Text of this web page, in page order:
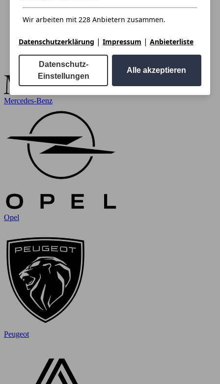
Mercedes-Benz
Opel
Peugeot
Wir arbeiten mit 228 Anbietern zusammen.
Datenschutzerklärung | Impressum | Anbieterliste
Datenschutz-
Einstellungen
Alle akzeptieren